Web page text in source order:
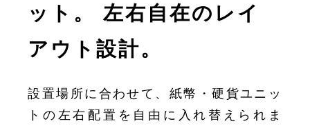
ット。
左右自在のレイ
アウト設計。
設置場所に合わせて、紙幣・硬貨ユニッ
トの左右配置を自由に入れ替えられま